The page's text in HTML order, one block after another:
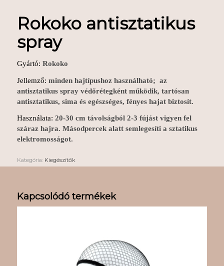
Rokoko antisztatikus
spray
Gyártó: Rokoko
Jellemző: minden hajtípushoz használható; az
antisztatikus spray védőrétegként működik, tartósan
antisztatikus, sima és egészséges, fényes hajat biztosít.
Használata: 20-30 cm távolságból 2-3 fújást vigyen fel
száraz hajra. Másodpercek alatt semlegesíti a sztatikus
elektromosságot.
Kategória: Kiegészítők
Kapcsolódó termékek